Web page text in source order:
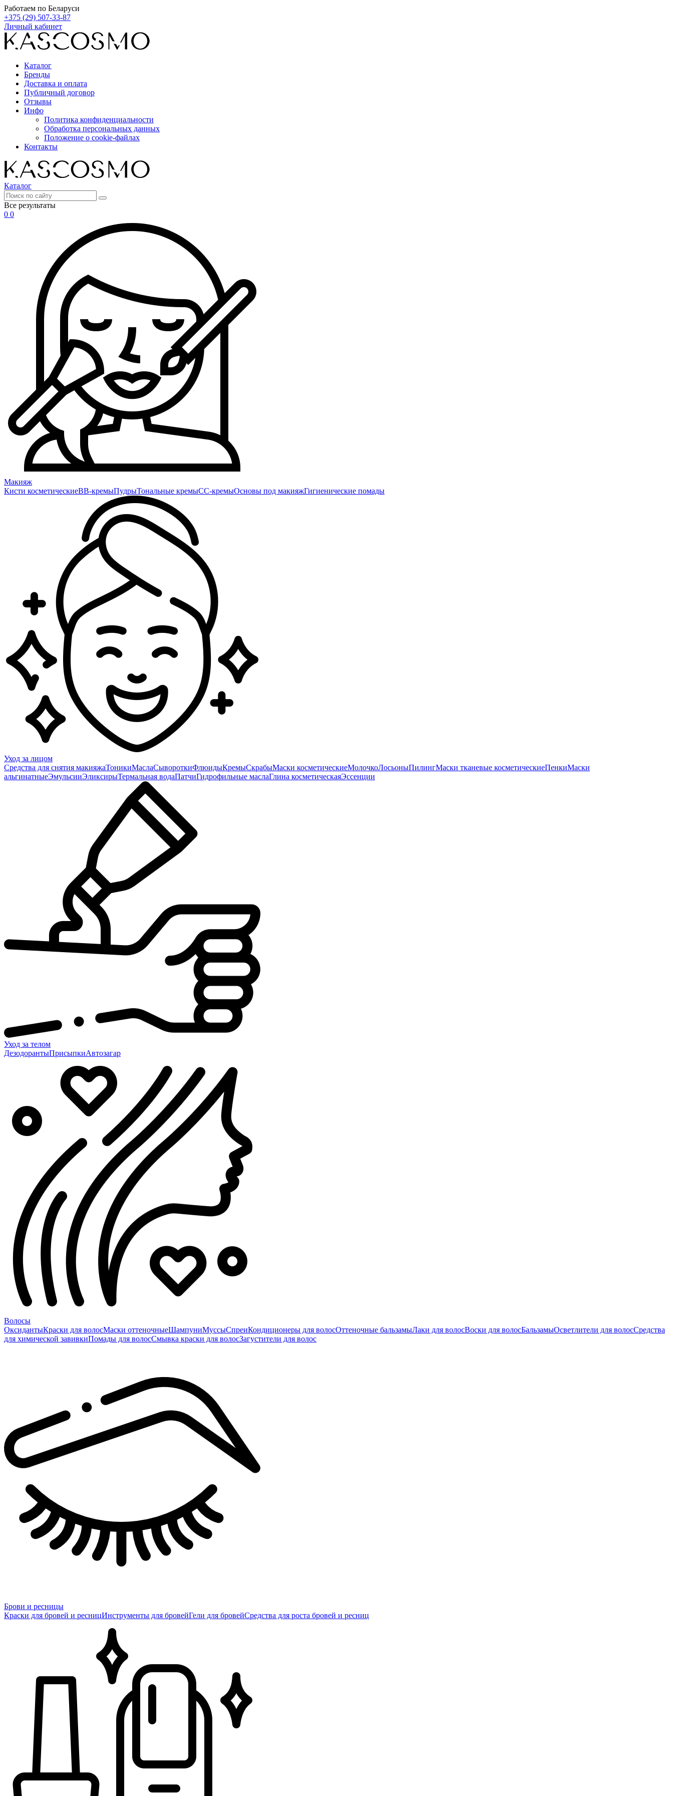
Работаем по Беларуси
+375 (29) 507-33-87
Личный кабинет
Каталог
Бренды
Доставка и оплата
Публичный договор
Отзывы
Инфо
Политика конфиденциальности
Обработка персональных данных
Положение о cookie-файлах
Контакты
Каталог
Все результаты
0 0
Макияж
Кисти косметическиеBB-кремыПудрыТональные кремыCC-кремыОсновы под макияжГигиенические помады
Уход за лицом
Средства для снятия макияжаТоникиМаслаСывороткиФлюидыКремыСкрабыМаски косметическиеМолочкоЛосьоныПилингМаски тканевые косметическиеПенкиМаски
альгинатныеЭмульсииЭликсирыТермальная водаПатчиГидрофильные маслаГлина косметическаяЭссенции
Уход за телом
ДезодорантыПрисыпкиАвтозагар
Волосы
ОксидантыКраски для волосМаски оттеночныеШампуниМуссыСпреиКондиционеры для волосОттеночные бальзамыЛаки для волосВоски для волосБальзамыОсветлители для волосСредства
для химической завивкиПомады для волосСмывка краски для волосЗагустители для волос
Брови и ресницы
Краски для бровей и ресницИнструменты для бровейГели для бровейСредства для роста бровей и ресниц